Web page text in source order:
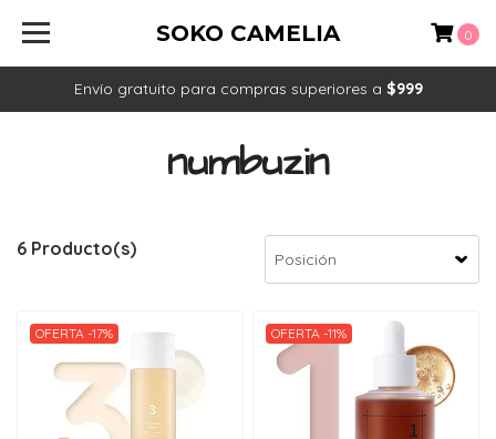
Envío gratuito para compras superiores a $999
SOKO CAMELIA 0
numbuzin
6 Producto(s)
OFERTA -17% OFERTA -11%